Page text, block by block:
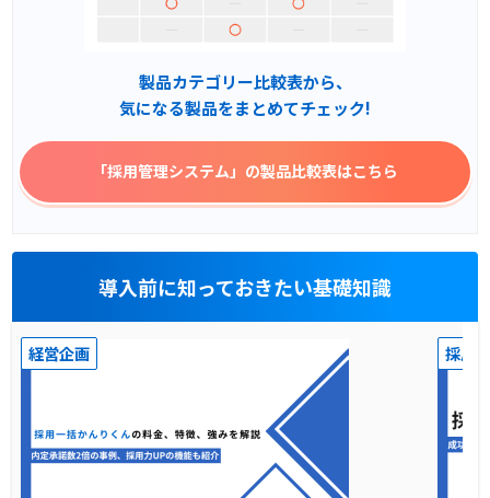
製品カテゴリー比較表から、
気になる製品をまとめてチェック!
「採用管理システム」 の製品比較表はこちら
導入前に知っておきたい基礎知識
経営企画 採用